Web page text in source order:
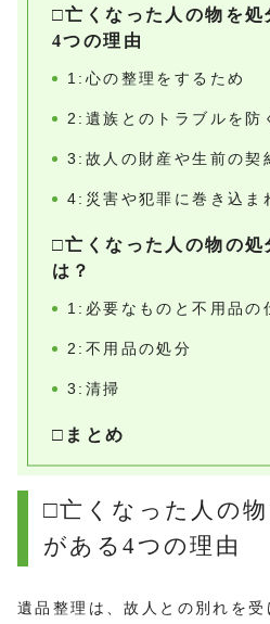
□亡くなった人の物を処
4つの理由
1:心の整理をするため
2:遺族とのトラブルを防
3:故人の財産や生前の契
4:災害や犯罪に巻き込ま
□亡くなった人の物の処
は？
1:必要なものと不用品の
2:不用品の処分
3:清掃
□まとめ
□亡くなった人の
がある4つの理由
遺品整理は、故人との別れを